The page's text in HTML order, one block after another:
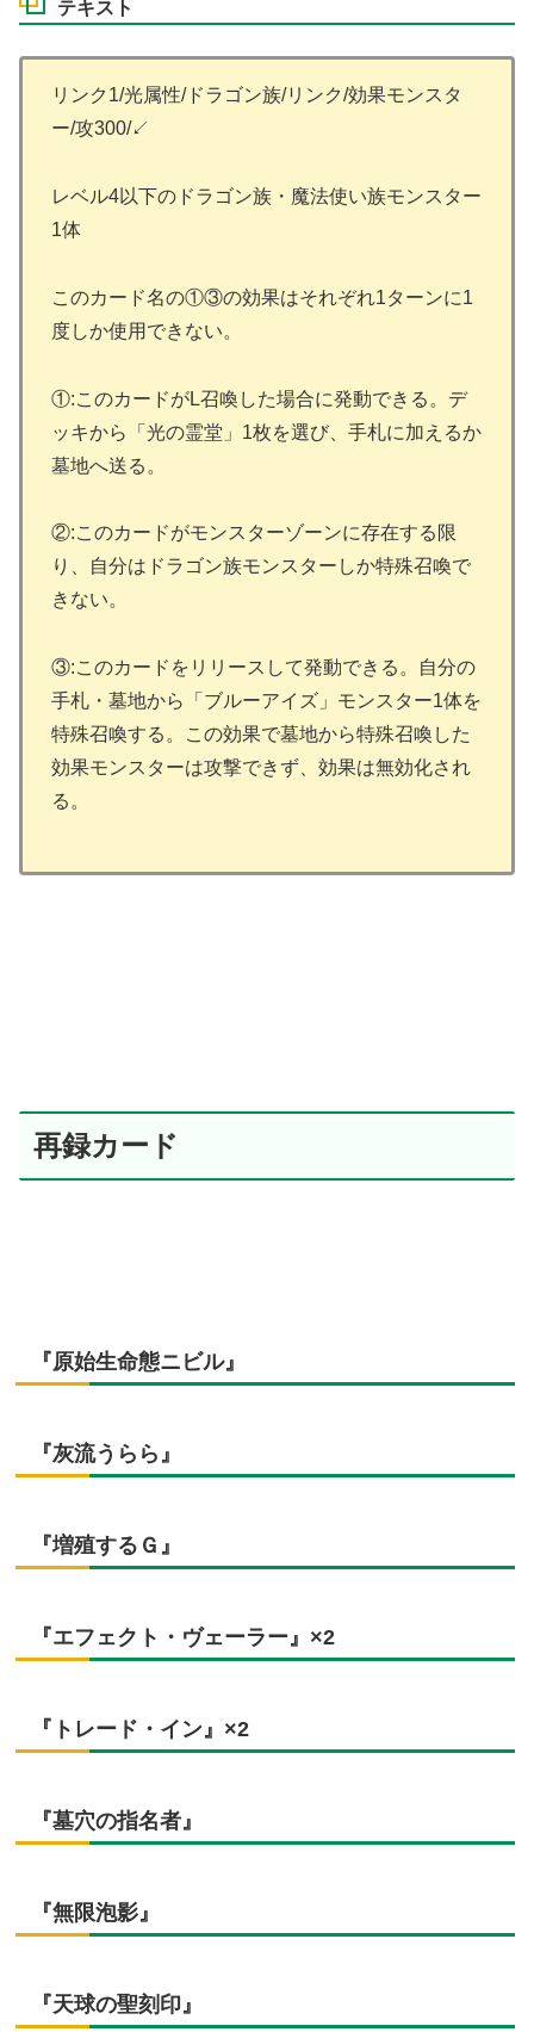
テキスト
リンク1/光属性/ドラゴン族/リンク/効果モンスタ
ー/攻300/↙
レベル4以下のドラゴン族・魔法使い族モンスター
1体
このカード名の①③の効果はそれぞれ1ターンに1
度しか使用できない。
①:このカードがL召喚した場合に発動できる。デ
ッキから「光の霊堂」1枚を選び、手札に加えるか
墓地へ送る。
②:このカードがモンスターゾーンに存在する限
り、自分はドラゴン族モンスターしか特殊召喚で
きない。
③:このカードをリリースして発動できる。自分の
手札・墓地から「ブルーアイズ」モンスター1体を
特殊召喚する。この効果で墓地から特殊召喚した
効果モンスターは攻撃できず、効果は無効化され
る。
再録カード
『原始生命態ニビル』
『灰流うらら』
『増殖するＧ』
『エフェクト・ヴェーラー』×2
『トレード・イン』×2
『墓穴の指名者』
『無限泡影』
『天球の聖刻印』